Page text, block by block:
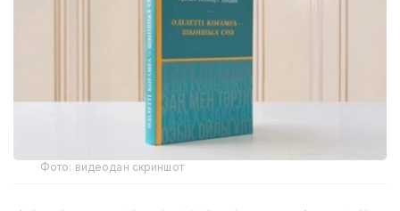
Фото: видеодан скриншот